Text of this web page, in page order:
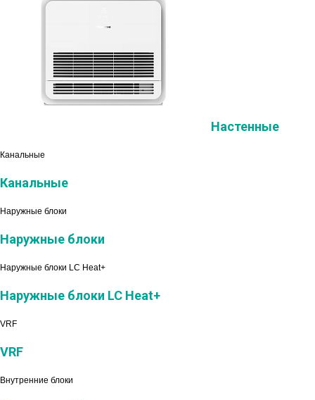
Настенные
Канальные
Канальные
Наружные блоки
Наружные блоки
Наружные блоки LC Heat+
Наружные блоки LC Heat+
VRF
VRF
Внутренние блоки